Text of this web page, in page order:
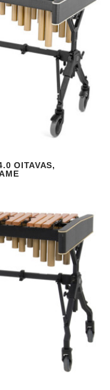
READ MORE
OITAVAS,